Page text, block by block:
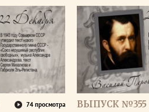
74 просмотра ВЫПУСК №355